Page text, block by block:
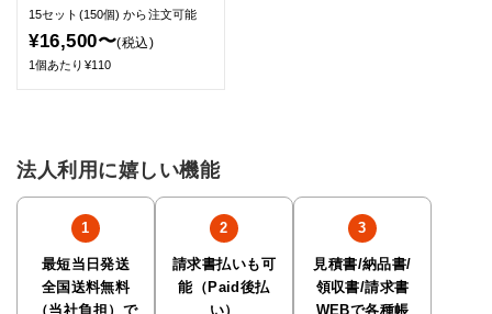
15セット(150個)から注文可能
¥16,500〜(税込)
1個あたり¥110
法人利用に嬉しい機能
最短当日発送
全国送料無料
（当社負担）で
請求書払いも可
能（Paid後払
い）
見積書/納品書/
領収書/請求書
WEBで各種帳